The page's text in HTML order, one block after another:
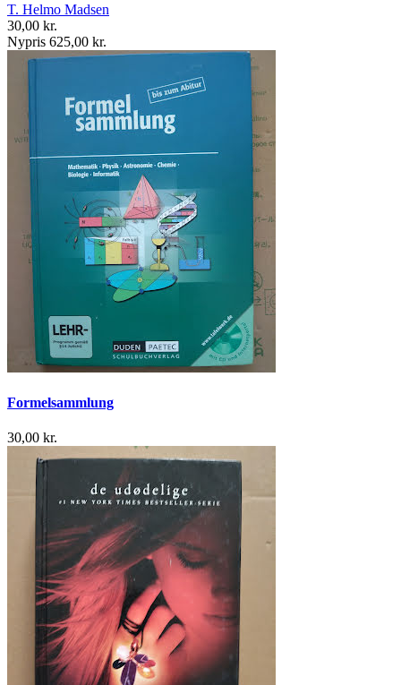
T. Helmo Madsen
30,00 kr.
Nypris 625,00 kr.
Formelsammlung
30,00 kr.